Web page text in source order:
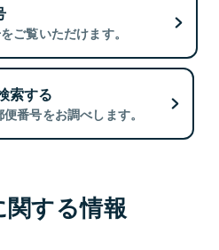
ご覧いただけます。
索する
番号をお調べします。
する情報